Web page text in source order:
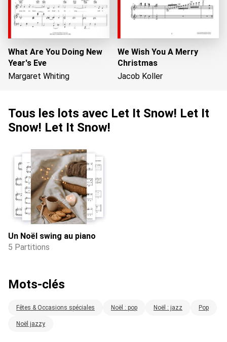
Chargement…
What Are You Doing New
Year's Eve
Margaret Whiting
We Wish You A Merry
Christmas
Jacob Koller
Tous les lots avec Let It Snow! Let It
Snow! Let It Snow!
Un Noël swing au piano
5 Partitions
Mots-clés
Fêtes & Occasions spéciales Noël : pop Noël : jazz Pop
Noël jazzy